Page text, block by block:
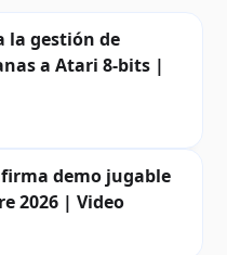
la gestión de
a Atari 8-bits |
demo jugable
2026 | Video